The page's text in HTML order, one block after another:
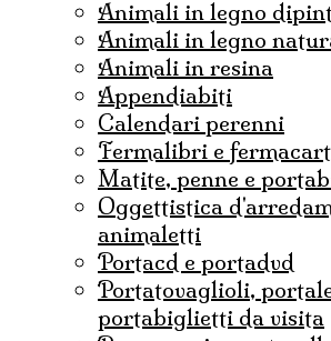
animali in legno
animali in legno
animali in resina
appendiabiti
calendari perenni
fermalibri e
matite, penne e
oggettistica d'arredamento con
animaletti
portacd e portadvd
portatovaglioli, portalettere e
portabiglietti da visita